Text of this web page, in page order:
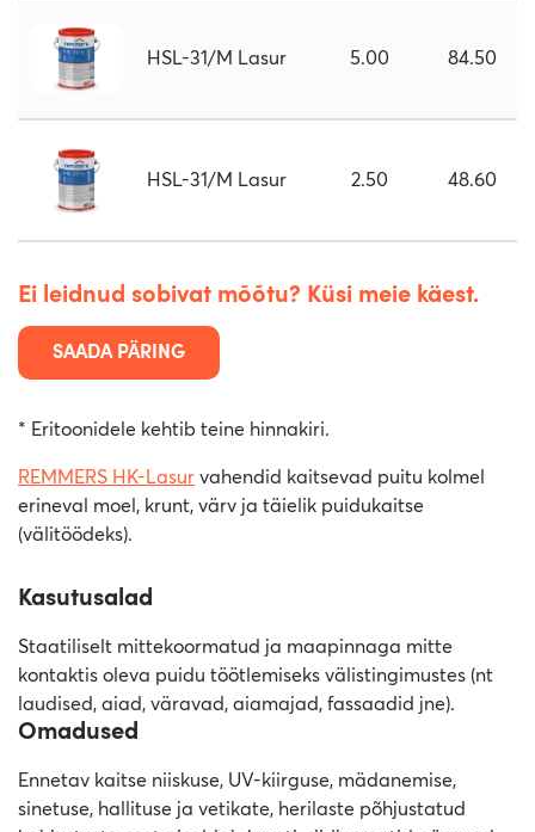
HSL-31/M Lasur 5.00 84.50
HSL-31/M Lasur 2.50 48.60
Ei leidnud sobivat mõõtu? Küsi meie käest.
SAADA PÄRING
* Eritoonidele kehtib teine hinnakiri.
REMMERS HK-Lasur vahendid kaitsevad puitu kolmel
erineval moel, krunt, värv ja täielik puidukaitse
(välitöödeks).
Kasutusalad
Staatiliselt mittekoormatud ja maapinnaga mitte
kontaktis oleva puidu töötlemiseks välistingimustes (nt
laudised, aiad, väravad, aiamajad, fassaadid jne).
Omadused
Ennetav kaitse niiskuse, UV-kiirguse, mädanemise,
sinetuse, hallituse ja vetikate, herilaste põhjustatud